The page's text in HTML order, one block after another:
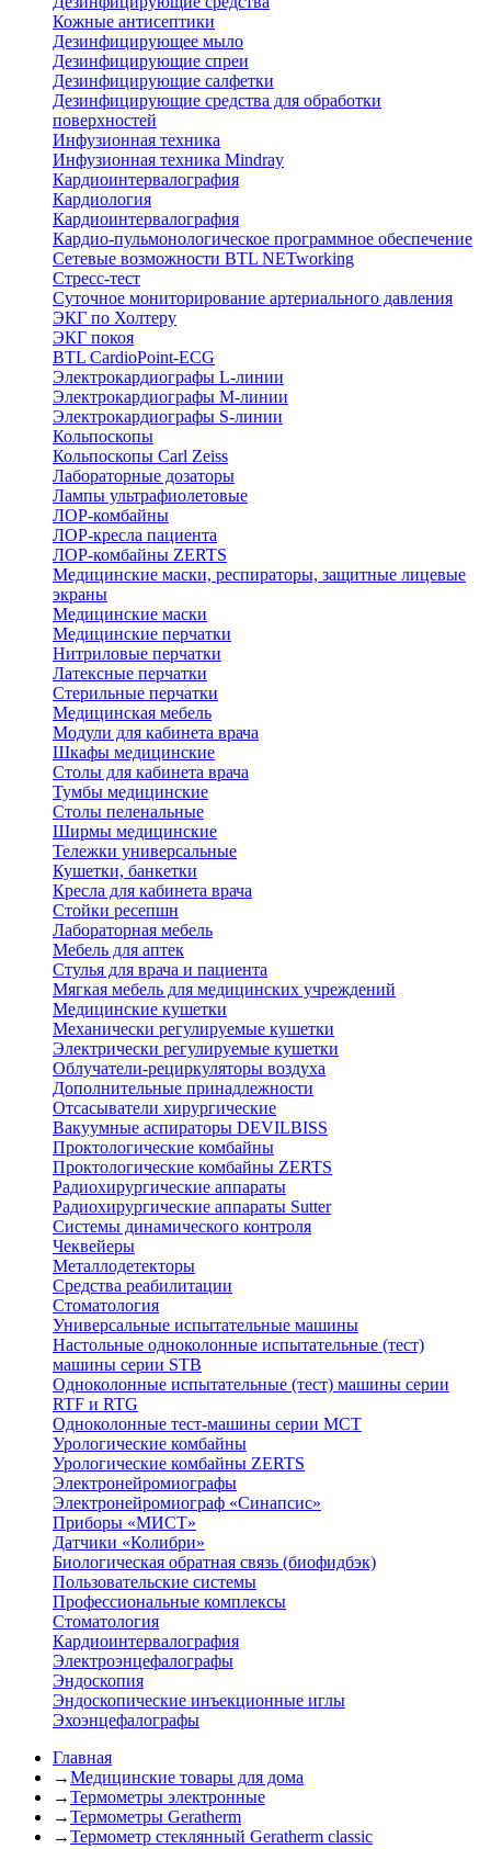
Кожные антисептики
Дезинфицирующее мыло
Дезинфицирующие спреи
Дезинфицирующие салфетки
Дезинфицирующие средства для обработки
поверхностей
Инфузионная техника
Инфузионная техника Mindray
Кардиоинтервалография
Кардиология
Кардиоинтервалография
Кардио-пульмонологическое программное обеспечение
Сетевые возможности BTL NETworking
Стресс-тест
Суточное мониторирование артериального давления
ЭКГ по Холтеру
ЭКГ покоя
BTL CardioPoint-ECG
Электрокардиографы L-линии
Электрокардиографы M-линии
Электрокардиографы S-линии
Кольпоскопы
Кольпоскопы Carl Zeiss
Лабораторные дозаторы
Лампы ультрафиолетовые
ЛОР-комбайны
ЛОР-кресла пациента
ЛОР-комбайны ZERTS
Медицинские маски, респираторы, защитные лицевые
экраны
Медицинские маски
Медицинские перчатки
Нитриловые перчатки
Латексные перчатки
Стерильные перчатки
Медицинская мебель
Модули для кабинета врача
Шкафы медицинские
Столы для кабинета врача
Тумбы медицинские
Столы пеленальные
Ширмы медицинские
Тележки универсальные
Кушетки, банкетки
Кресла для кабинета врача
Стойки ресепшн
Лабораторная мебель
Мебель для аптек
Стулья для врача и пациента
Мягкая мебель для медицинских учреждений
Медицинские кушетки
Механически регулируемые кушетки
Электрически регулируемые кушетки
Облучатели-рециркуляторы воздуха
Дополнительные принадлежности
Отсасыватели хирургические
Вакуумные аспираторы DEVILBISS
Проктологические комбайны
Проктологические комбайны ZERTS
Радиохирургические аппараты
Радиохирургические аппараты Sutter
Системы динамического контроля
Чеквейеры
Металлодетекторы
Средства реабилитации
Стоматология
Универсальные испытательные машины
Настольные одноколонные испытательные (тест)
машины серии STB
Одноколонные испытательные (тест) машины серии
RTF и RTG
Одноколонные тест-машины серии MCT
Урологические комбайны
Урологические комбайны ZERTS
Электронейромиографы
Электронейромиограф «Синапсис»
Приборы «МИСТ»
Датчики «Колибри»
Биологическая обратная связь (биофидбэк)
Пользовательские системы
Профессиональные комплексы
Стоматология
Кардиоинтервалография
Электроэнцефалографы
Эндоскопия
Эндоскопические инъекционные иглы
Эхоэнцефалографы
Главная
→Медицинские товары для дома
→Термометры электронные
→Термометры Geratherm
→Термометр стеклянный Geratherm classic